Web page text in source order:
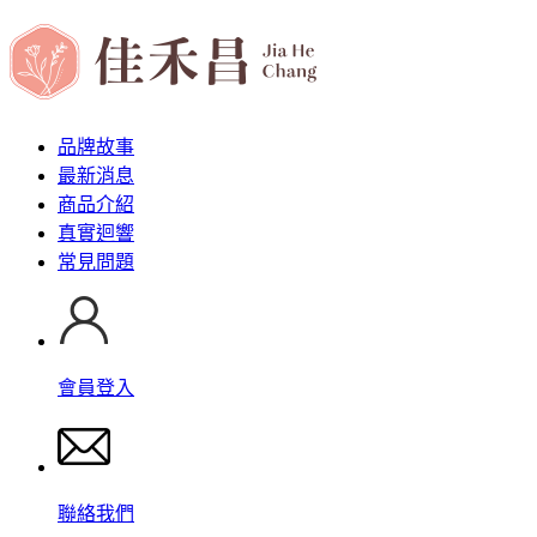
品牌故事
最新消息
商品介紹
真實迴響
常見問題
會員登入
聯絡我們